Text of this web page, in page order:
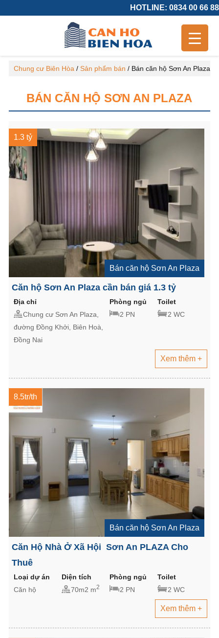
HOTLINE: 0834 00 66 88
Chung cư Biên Hòa / Sản phẩm bán / Bán căn hộ Sơn An Plaza
BÁN CĂN HỘ SƠN AN PLAZA
1.3 tỷ
Bán căn hộ Sơn An Plaza
Căn hộ Sơn An Plaza cần bán giá 1.3 tỷ
Địa chỉ Phòng ngủ
Toilet
Chung cư Sơn An Plaza,
đường Đồng Khởi, Biên Hoà,
Đồng Nai
2 PN 2 WC
Xem thêm +
8.5tr/th
Bán căn hộ Sơn An Plaza
Căn Hộ Nhà Ở Xã Hội Sơn An PLAZA Cho
Thuê
Loại dự án Diện tích Phòng ngủ
Toilet
Căn hộ
70m2 m2 2 PN 2 WC
Xem thêm +